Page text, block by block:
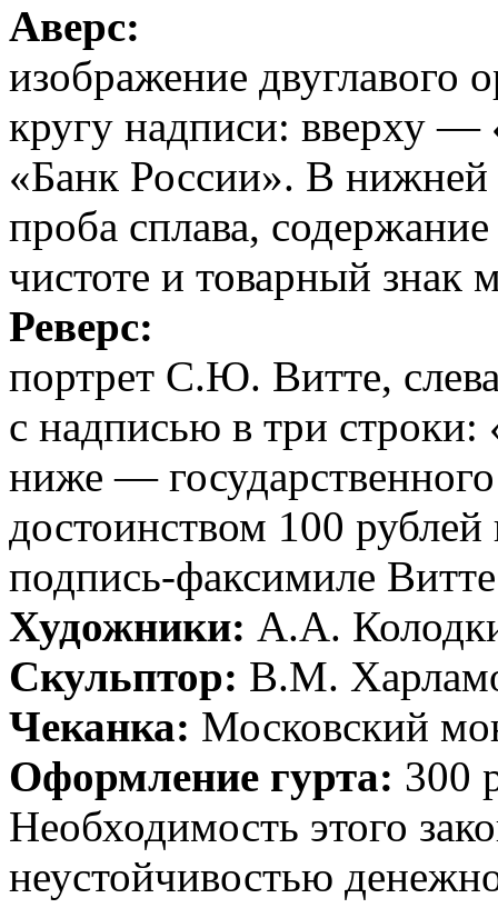
Аверс:
изображение
кругу надписи: вверху
«Банк России». В нижней
проба сплава,
чистоте и товарный знак
Реверс:
портрет С.Ю. Витте,
с надписью в три
ниже —
достоинством 100
подпись-факсимиле
Художники: А.А.
Скульптор: В.М.
Чеканка: Московский
Оформление гурта: 300
Необходимость этого
неустойчивостью